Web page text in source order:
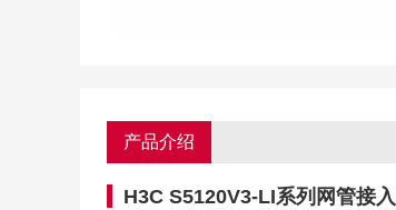
产品介绍
H3C S5120V3-LI系列网管接入